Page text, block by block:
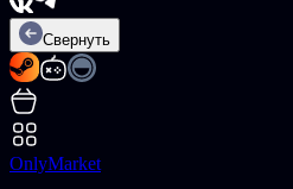
Свернуть
OnlyMarket